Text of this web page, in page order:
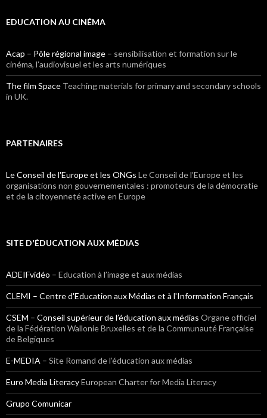
EDUCATION AU CINÉMA
Acap – Pôle régional image – sensibilisation et formation sur le
cinéma, l’audiovisuel et les arts numériques
The film Space Teaching materials for primary and secondary schools
in UK.
PARTENAIRES
Le Conseil de l'Europe et les ONGs Le Conseil de l’Europe et les
organisations non gouvernementales : promoteurs de la démocratie
et de la citoyenneté active en Europe
SITE D'ÉDUCATION AUX MÉDIAS
ADEIFvidéo – Education à l’image et aux médias
CLEMI – Centre d'Education aux Médias et à l'Information Français
CSEM – Conseil supérieur de l’éducation aux médias Organe officiel
de la Fédération Wallonie Bruxelles et de la Communauté Française
de Belgiques
E-MEDIA – Site Romand de l’éducation aux médias
Euro Media LiteracyEuropean Charter for Media Literacy
Grupo Comunicar